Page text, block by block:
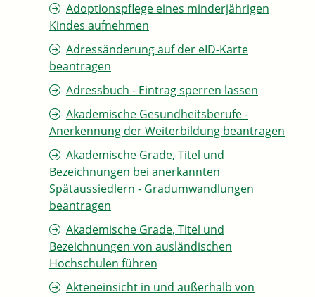
Adoptionspflege eines minderjährigen
Kindes aufnehmen
Adressänderung auf der eID-Karte
beantragen
Adressbuch - Eintrag sperren lassen
Akademische Gesundheitsberufe -
Anerkennung der Weiterbildung beantragen
Akademische Grade, Titel und
Bezeichnungen bei anerkannten
Spätaussiedlern - Gradumwandlungen
beantragen
Akademische Grade, Titel und
Bezeichnungen von ausländischen
Hochschulen führen
Akteneinsicht in und außerhalb von